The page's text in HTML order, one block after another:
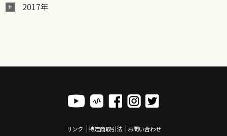
2017年
リンク 特定商取引法 お問い合わせ